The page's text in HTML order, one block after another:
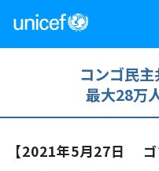
コンゴ民
最大28万
【2021年5月27日 ゴ